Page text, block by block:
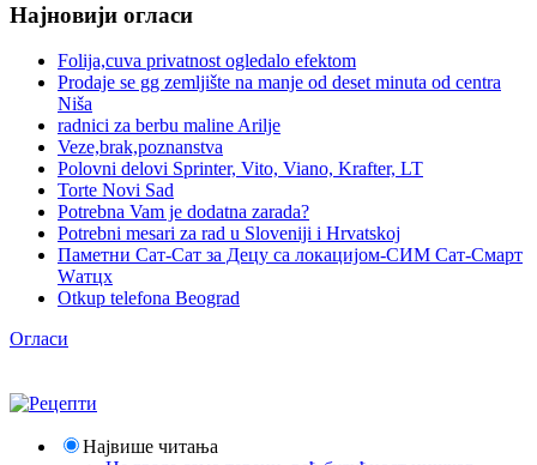
Најновији огласи
Folija,cuva privatnost ogledalo efektom
Prodaje se gg zemljište na manje od deset minuta od centra
Niša
radnici za berbu maline Arilje
Veze,brak,poznanstva
Polovni delovi Sprinter, Vito, Viano, Krafter, LT
Torte Novi Sad
Potrebna Vam je dodatna zarada?
Potrebni mesari za rad u Sloveniji i Hrvatskoj
Паметни Сат-Сат за Децу са локацијом-СИМ Сат-Смарт
Wатцх
Otkup telefona Beograd
Огласи
Највише читања